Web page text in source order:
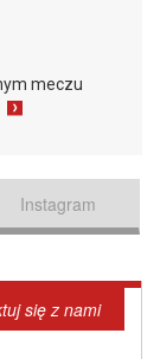
meczu
Instagram
się z nami